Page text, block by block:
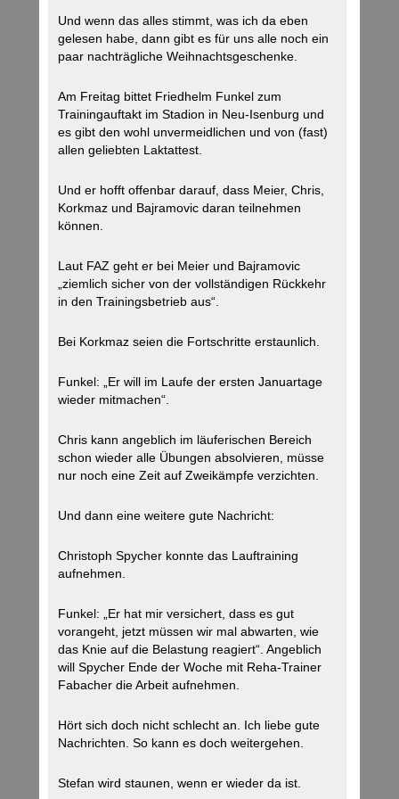
Und wenn das alles stimmt, was ich da eben
gelesen habe, dann gibt es für uns alle noch ein
paar nachträgliche Weihnachtsgeschenke.
Am Freitag bittet Friedhelm Funkel zum
Trainingauftakt im Stadion in Neu-Isenburg und
es gibt den wohl unvermeidlichen und von (fast)
allen geliebten Laktattest.
Und er hofft offenbar darauf, dass Meier, Chris,
Korkmaz und Bajramovic daran teilnehmen
können.
Laut FAZ geht er bei Meier und Bajramovic
„ziemlich sicher von der vollständigen Rückkehr
in den Trainingsbetrieb aus“.
Bei Korkmaz seien die Fortschritte erstaunlich.
Funkel: „Er will im Laufe der ersten Januartage
wieder mitmachen“.
Chris kann angeblich im läuferischen Bereich
schon wieder alle Übungen absolvieren, müsse
nur noch eine Zeit auf Zweikämpfe verzichten.
Und dann eine weitere gute Nachricht:
Christoph Spycher konnte das Lauftraining
aufnehmen.
Funkel: „Er hat mir versichert, dass es gut
vorangeht, jetzt müssen wir mal abwarten, wie
das Knie auf die Belastung reagiert“. Angeblich
will Spycher Ende der Woche mit Reha-Trainer
Fabacher die Arbeit aufnehmen.
Hört sich doch nicht schlecht an. Ich liebe gute
Nachrichten. So kann es doch weitergehen.
Stefan wird staunen, wenn er wieder da ist.